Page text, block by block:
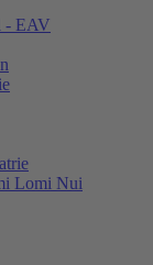
- EAV
Lomi Nui